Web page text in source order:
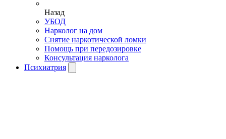
Назад
УБОД
Нарколог на дом
Снятие наркотической ломки
Помощь при передозировке
Консультация нарколога
Психиатрия